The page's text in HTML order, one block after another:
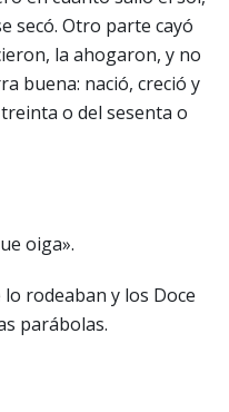
secó. Otro parte cayó
la ahogaron, y no
buena: nació, creció y
o del sesenta o
oiga».
rodeaban y los Doce
parábolas.